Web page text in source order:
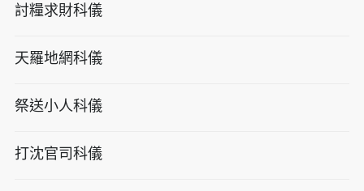
討糧求財科儀
天羅地網科儀
祭送小人科儀
打沈官司科儀